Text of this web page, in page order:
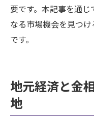
要です。本記事を通
なる市場機会を見つ
です。
地元経済と金
地